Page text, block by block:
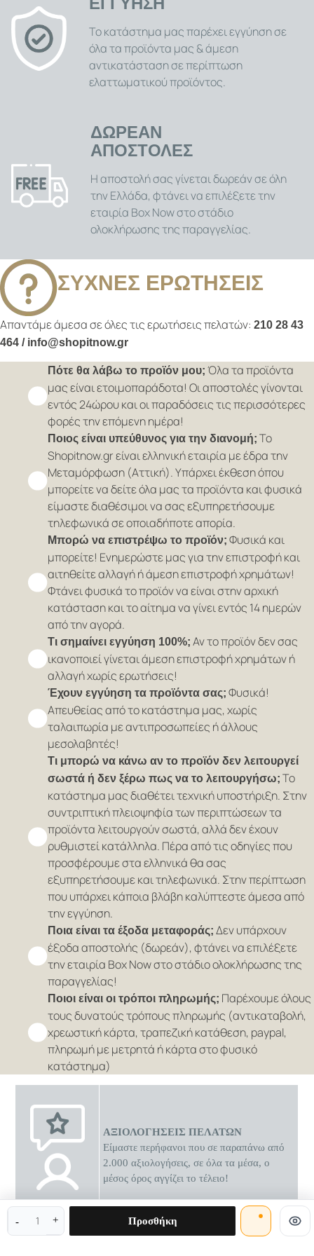
Προσθήκη
0 διαθέσιμες προσφορές
Το κατάστημα μας παρέχει εγγύηση σε
όλα τα προϊόντα μας & άμεση
αντικατάσταση σε περίπτωση
ελαττωματικού προϊόντος.
ΔΩΡΕΑΝ
ΑΠΟΣΤΟΛΕΣ
Η αποστολή σας γίνεται δωρεάν σε όλη
την Ελλάδα, φτάνει να επιλέξετε την
εταιρία Box Now στο στάδιο
ολοκλήρωσης της παραγγελίας.
ΣΥΧΝΕΣ ΕΡΩΤΗΣΕΙΣ
Απαντάμε άμεσα σε όλες τις ερωτήσεις πελατών: 210 28 43
464 / info@shopitnow.gr
Πότε θα λάβω το προϊόν μου; Όλα τα προϊόντα
μας είναι ετοιμοπαράδοτα! Οι αποστολές γίνονται
εντός 24ώρου και οι παραδόσεις τις περισσότερες
φορές την επόμενη ημέρα!
Ποιος είναι υπεύθυνος για την διανομή; Το
Shopitnow.gr είναι ελληνική εταιρία με έδρα την
Μεταμόρφωση (Αττική). Υπάρχει έκθεση όπου
μπορείτε να δείτε όλα μας τα προϊόντα και φυσικά
είμαστε διαθέσιμοι να σας εξυπηρετήσουμε
τηλεφωνικά σε οποιαδήποτε απορία.
Μπορώ να επιστρέψω το προϊόν; Φυσικά και
μπορείτε! Ενημερώστε μας για την επιστροφή και
αιτηθείτε αλλαγή ή άμεση επιστροφή χρημάτων!
Φτάνει φυσικά το προϊόν να είναι στην αρχική
κατάσταση και το αίτημα να γίνει εντός 14 ημερών
από την αγορά.
Τι σημαίνει εγγύηση 100%; Αν το προϊόν δεν σας
ικανοποιεί γίνεται άμεση επιστροφή χρημάτων ή
αλλαγή χωρίς ερωτήσεις!
Έχουν εγγύηση τα προϊόντα σας; Φυσικά!
Απευθείας από το κατάστημα μας, χωρίς
ταλαιπωρία με αντιπροσωπείες ή άλλους
μεσολαβητές!
Τι μπορώ να κάνω αν το προϊόν δεν λειτουργεί
σωστά ή δεν ξέρω πως να το λειτουργήσω; Το
κατάστημα μας διαθέτει τεχνική υποστήριξη. Στην
συντριπτική πλειοψηφία των περιπτώσεων τα
προϊόντα λειτουργούν σωστά, αλλά δεν έχουν
ρυθμιστεί κατάλληλα. Πέρα από τις οδηγίες που
προσφέρουμε στα ελληνικά θα σας
εξυπηρετήσουμε και τηλεφωνικά. Στην περίπτωση
που υπάρχει κάποια βλάβη καλύπτεστε άμεσα από
την εγγύηση.
Ποια είναι τα έξοδα μεταφοράς; Δεν υπάρχουν
έξοδα αποστολής (δωρεάν), φτάνει να επιλέξετε
την εταιρία Box Now στο στάδιο ολοκλήρωσης της
παραγγελίας!
Ποιοι είναι οι τρόποι πληρωμής; Παρέχουμε όλους
τους δυνατούς τρόπους πληρωμής (αντικαταβολή,
χρεωστική κάρτα, τραπεζική κατάθεση, paypal,
πληρωμή με μετρητά ή κάρτα στο φυσικό
κατάστημα)
ΑΞΙΟΛΟΓΗΣΕΙΣ ΠΕΛΑΤΩΝ
Είμαστε περήφανοι που σε παραπάνω από
2.000 αξιολογήσεις, σε όλα τα μέσα, ο
μέσος όρος αγγίζει το τέλειο!